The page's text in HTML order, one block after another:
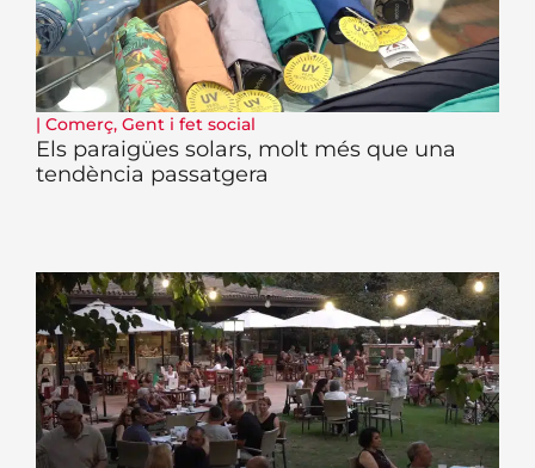
| Comerç, Gent i fet social
Els paraigües solars, molt més que una
tendència passatgera